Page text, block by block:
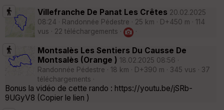
Villefranche De Panat Les Crêtes 20.02.2025
08:24 · Randonnée Pédestre · 25 km · D+450 m · 114
vus · 22 téléchargements ·
·
Montsalès Les Sentiers Du Causse De
Montsalès (Orange ) 18.02.2025 08:56 ·
Randonnée Pédestre · 18 km · D+390 m · 345 vus · 37
téléchargements ·
Bonus la vidéo de cette rando : https://youtu.be/jSRb-
9UGyV8 (Copier le lien )